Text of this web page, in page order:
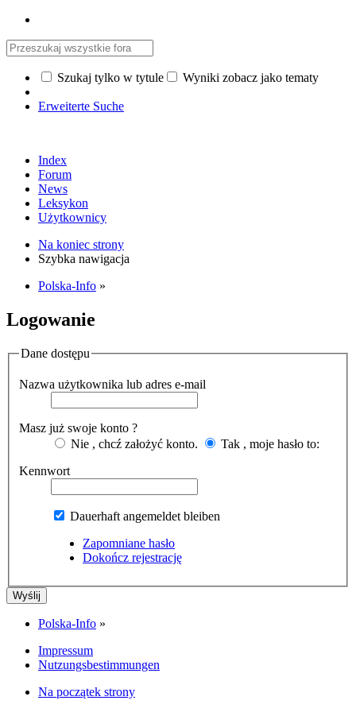
Szukaj tylko w tytule Wyniki zobacz jako tematy
Erweiterte Suche
Index
Forum
News
Leksykon
Użytkownicy
Na koniec strony
Szybka nawigacja
Polska-Info »
Logowanie
Dane dostępu
Nazwa użytkownika lub adres e-mail
Masz już swoje konto ?
Nie , chcź założyć konto.
Tak , moje hasło to:
Kennwort
Dauerhaft angemeldet bleiben
Zapomniane hasło
Dokończ rejestrację
Polska-Info »
Impressum
Nutzungsbestimmungen
Na początek strony